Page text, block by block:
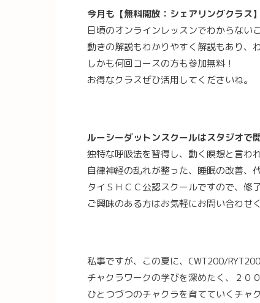
今月も【無料開放：シェアリングクラス
日頃のオンラインレッスンでわからない
動きの解説もわかりやすく解説もあり、
しかも何回コースの方も参加無料！
お得なクラスぜひ活用してくださいね。
ルーシーダットンスクールはスタジオで
独特な呼吸法を習得し、動く瞑想と言わ
自律神経の乱れが整った、睡眠の改善、
タイＳＨＣＣ公認スクールですので、修
ご興味のある方はお気軽にお問い合わせ
私事ですが、この夏に、CWT200/
チャクラワークの学びを深めたく、２０
ひとつづつのチャクラを育てていくチャ